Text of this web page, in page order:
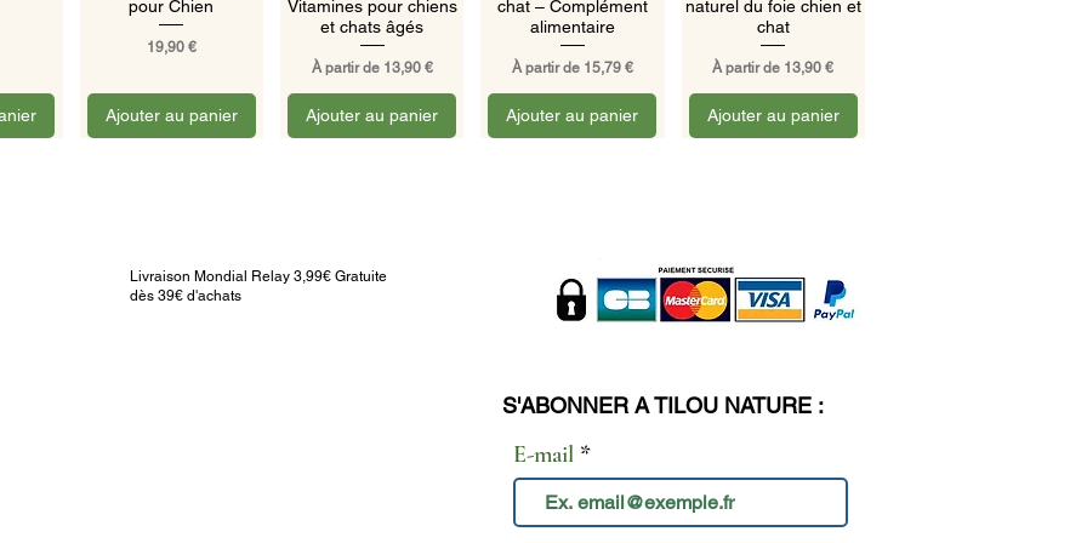
pour Chien
Prix
19,90 €
Ajouter au panier
Vitamines pour chiens
et chats âgés
À partir de 13,90 €
Prix promotionnel
Ajouter au panier
chat – Complément
alimentaire
À partir de 15,79 €
Prix promotionnel
Ajouter au panier
naturel du foie chien et
chat
À partir de 13,90 €
Prix promotionnel
Ajouter au panier
Livraison Mondial Relay 3,99€ Gratuite
dès 39€ d'achats
S'ABONNER A TILOU NATURE :
E-mail